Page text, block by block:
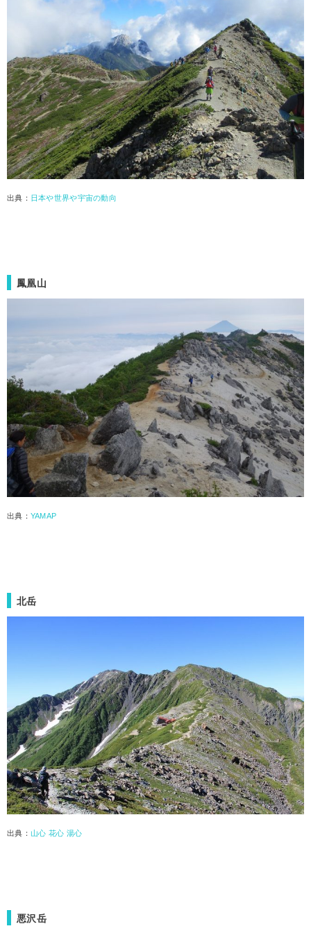
出典： 日本や世界や宇宙の動向
鳳凰山
出典： YAMAP
北岳
出典： 山心 花心 湯心
悪沢岳